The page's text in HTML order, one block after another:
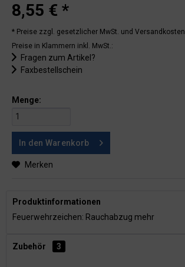
8,55 € *
* Preise zzgl. gesetzlicher MwSt. und Versandkosten
Preise in Klammern inkl. MwSt.:
Fragen zum Artikel?
Faxbestellschein
Menge:
In den Warenkorb
Merken
Produktinformationen
Feuerwehrzeichen: Rauchabzug mehr
Zubehör 3